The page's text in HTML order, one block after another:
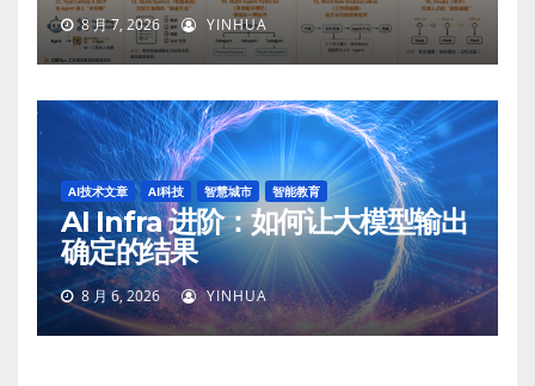
8 月 7, 2026 YINHUA
AI技术文章 AI科技 智慧城市 智能教育
AI Infra 进阶：如何让大模型输出
确定的结果
8 月 6, 2026 YINHUA